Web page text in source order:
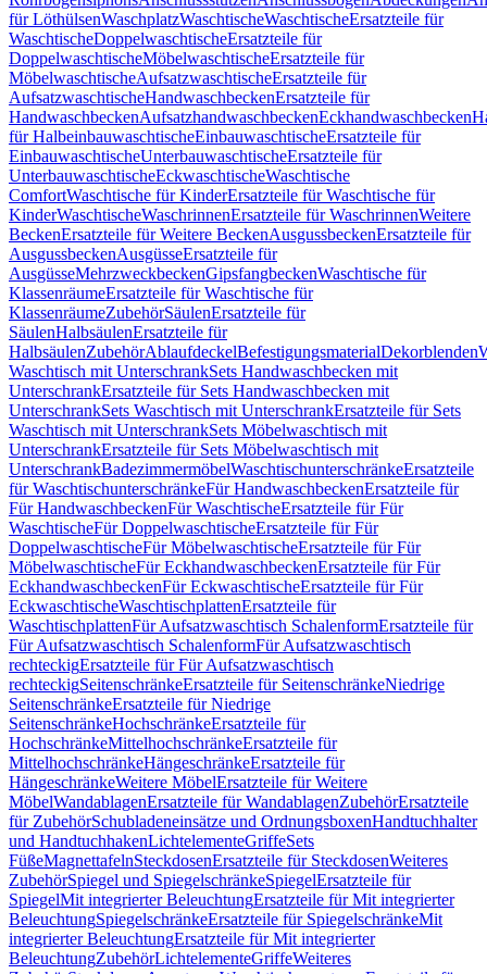
für LöthülsenWaschplatzWaschtischeWaschtischeErsatzteile für
WaschtischeDoppelwaschtischeErsatzteile für
DoppelwaschtischeMöbelwaschtischeErsatzteile für
MöbelwaschtischeAufsatzwaschtischeErsatzteile für
AufsatzwaschtischeHandwaschbeckenErsatzteile für
HandwaschbeckenAufsatzhandwaschbeckenEckhandwaschbecken
für HalbeinbauwaschtischeEinbauwaschtischeErsatzteile für
EinbauwaschtischeUnterbauwaschtischeErsatzteile für
UnterbauwaschtischeEckwaschtischeWaschtische
ComfortWaschtische für KinderErsatzteile für Waschtische für
KinderWaschtischeWaschrinnenErsatzteile für WaschrinnenWeitere
BeckenErsatzteile für Weitere BeckenAusgussbeckenErsatzteile für
AusgussbeckenAusgüsseErsatzteile für
AusgüsseMehrzweckbeckenGipsfangbeckenWaschtische für
KlassenräumeErsatzteile für Waschtische für
KlassenräumeZubehörSäulenErsatzteile für
SäulenHalbsäulenErsatzteile für
HalbsäulenZubehörAblaufdeckelBefestigungsmaterialDekorblenden
Waschtisch mit UnterschrankSets Handwaschbecken mit
UnterschrankErsatzteile für Sets Handwaschbecken mit
UnterschrankSets Waschtisch mit UnterschrankErsatzteile für Sets
Waschtisch mit UnterschrankSets Möbelwaschtisch mit
UnterschrankErsatzteile für Sets Möbelwaschtisch mit
UnterschrankBadezimmermöbelWaschtischunterschränkeErsatzteile
für WaschtischunterschränkeFür HandwaschbeckenErsatzteile für
Für HandwaschbeckenFür WaschtischeErsatzteile für Für
WaschtischeFür DoppelwaschtischeErsatzteile für Für
DoppelwaschtischeFür MöbelwaschtischeErsatzteile für Für
MöbelwaschtischeFür EckhandwaschbeckenErsatzteile für Für
EckhandwaschbeckenFür EckwaschtischeErsatzteile für Für
EckwaschtischeWaschtischplattenErsatzteile für
WaschtischplattenFür Aufsatzwaschtisch SchalenformErsatzteile für
Für Aufsatzwaschtisch SchalenformFür Aufsatzwaschtisch
rechteckigErsatzteile für Für Aufsatzwaschtisch
rechteckigSeitenschränkeErsatzteile für SeitenschränkeNiedrige
SeitenschränkeErsatzteile für Niedrige
SeitenschränkeHochschränkeErsatzteile für
HochschränkeMittelhochschränkeErsatzteile für
MittelhochschränkeHängeschränkeErsatzteile für
HängeschränkeWeitere MöbelErsatzteile für Weitere
MöbelWandablagenErsatzteile für WandablagenZubehörErsatzteile
für ZubehörSchubladeneinsätze und OrdnungsboxenHandtuchhalter
und HandtuchhakenLichtelementeGriffeSets
FüßeMagnettafelnSteckdosenErsatzteile für SteckdosenWeiteres
ZubehörSpiegel und SpiegelschränkeSpiegelErsatzteile für
SpiegelMit integrierter BeleuchtungErsatzteile für Mit integrierter
BeleuchtungSpiegelschränkeErsatzteile für SpiegelschränkeMit
integrierter BeleuchtungErsatzteile für Mit integrierter
BeleuchtungZubehörLichtelementeGriffeWeiteres